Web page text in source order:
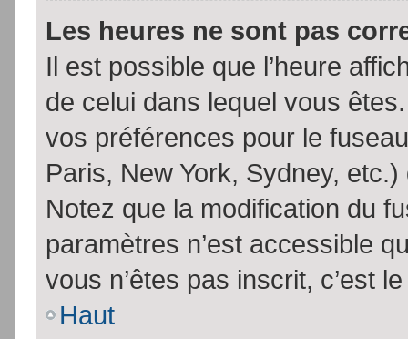
Les heures ne sont pas
Il est possible que l’heure
de celui dans lequel vous
vos préférences pour le
Paris, New York, Sydney,
Notez que la modification du
paramètres n’est accessible
vous n’êtes pas inscrit, c’est
Haut